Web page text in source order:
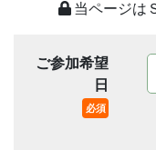
当ページは
ご参加希望
日
必須